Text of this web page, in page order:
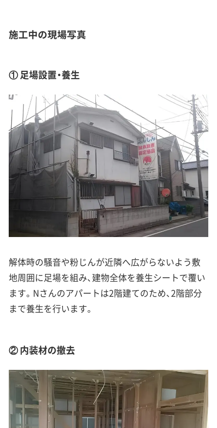
施工中の現場写真
① 足場設置・養生
解体時の騒音や粉じんが近隣へ広がらないよう敷
地周囲に足場を組み、建物全体を養生シートで覆い
ます。Nさんのアパートは2階建てのため、2階部分
まで養生を行います。
② 内装材の撤去